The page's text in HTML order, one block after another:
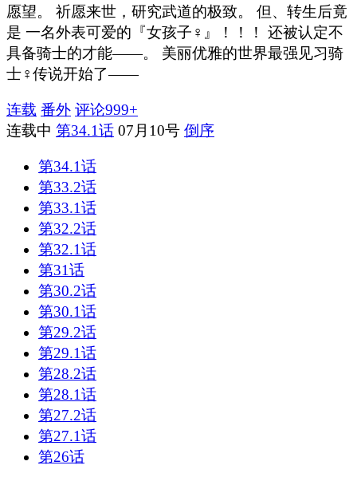
愿望。 祈愿来世，研究武道的极致。 但、转生后竟
是 一名外表可爱的『女孩子♀』！！！ 还被认定不
具备骑士的才能——。 美丽优雅的世界最强见习骑
士♀传说开始了——
连载 番外 评论999+
连载中 第34.1话 07月10号 倒序
第34.1话
第33.2话
第33.1话
第32.2话
第32.1话
第31话
第30.2话
第30.1话
第29.2话
第29.1话
第28.2话
第28.1话
第27.2话
第27.1话
第26话